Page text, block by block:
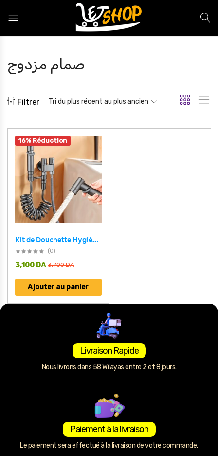
صمام مزدوج
Filtrer Tri du plus récent au plus ancien
16% Réduction
Kit de Douchette Hygiénique Multifonction avec Robinet Double Contrôle – رشاش الحمام متعدد الوظائف مع تحكم مزدوج
(0)
3,700DA
3,100 DA
Ajouter au panier
Livraison Rapide
Nous livrons dans 58 Wilayas entre 2 et 8 jours.
Paiement à la livraison
Le paiement sera effectué à la livraison de votre commande.